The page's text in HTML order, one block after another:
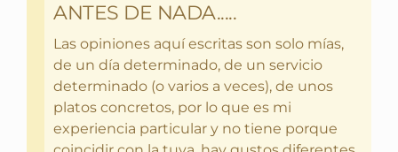
ANTES DE NADA.....
Las opiniones aquí escritas son solo mías,
de un día determinado, de un servicio
determinado (o varios a veces), de unos
platos concretos, por lo que es mi
experiencia particular y no tiene porque